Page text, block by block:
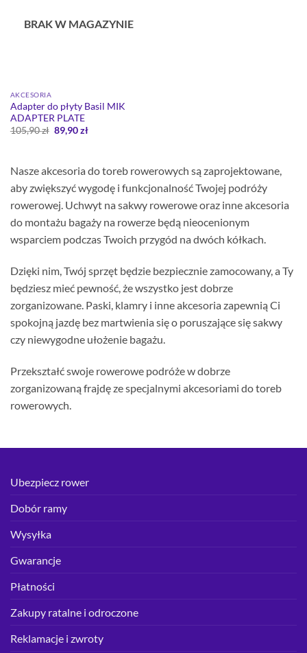
BRAK W MAGAZYNIE
AKCESORIA
Adapter do płyty Basil MIK
ADAPTER PLATE
105,90zł Pierwotna
cena
89,90złAktualna
Nasze akcesoria do toreb rowerowych są zaprojektowane,
aby zwiększyć wygodę i funkcjonalność Twojej podróży
rowerowej. Uchwyt na sakwy rowerowe oraz inne akcesoria
do montażu bagaży na rowerze będą nieocenionym
wsparciem podczas Twoich przygód na dwóch kółkach.
Dzięki nim, Twój sprzęt będzie bezpiecznie zamocowany, a Ty
będziesz mieć pewność, że wszystko jest dobrze
zorganizowane. Paski, klamry i inne akcesoria zapewnią Ci
spokojną jazdę bez martwienia się o poruszające się sakwy
czy niewygodne ułożenie bagażu.
Przekształć swoje rowerowe podróże w dobrze
zorganizowaną frajdę ze specjalnymi akcesoriami do toreb
rowerowych.
Ubezpiecz rower
Dobór ramy
Wysyłka
Gwarancje
Płatności
Zakupy ratalne i odroczone
Reklamacje i zwroty